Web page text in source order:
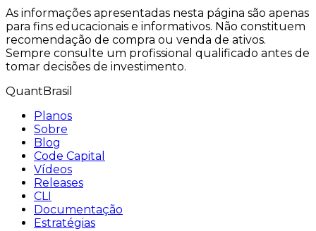
As informações apresentadas nesta página são apenas
para fins educacionais e informativos. Não constituem
recomendação de compra ou venda de ativos.
Sempre consulte um profissional qualificado antes de
tomar decisões de investimento.
QuantBrasil
Planos
Sobre
Blog
Code Capital
Vídeos
Releases
CLI
Documentação
Estratégias